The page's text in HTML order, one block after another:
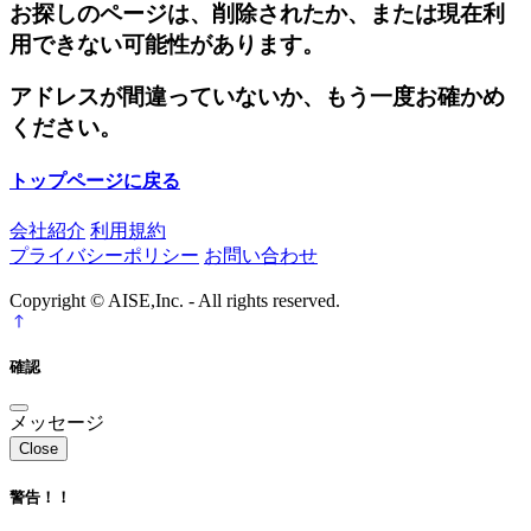
お探しのページは、削除されたか、または現在利
用できない可能性があります。
アドレスが間違っていないか、もう一度お確かめ
ください。
トップページに戻る
会社紹介 利用規約
プライバシーポリシー お問い合わせ
Copyright © AISE,Inc. - All rights reserved.
確認
メッセージ
Close
警告！！